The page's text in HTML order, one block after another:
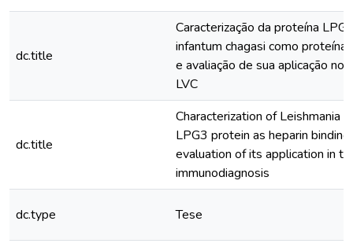
dc.title
Caracterização da proteína
infantum chagasi como proteína
e avaliação de sua aplicação no
LVC
dc.title
Characterization of Leishmania
LPG3 protein as heparin
evaluation of its application in
immunodiagnosis
dc.type Tese